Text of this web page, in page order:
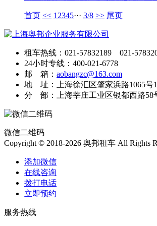
首页 << 1 2345··· 3/8 >> 尾页
租车热线：021-57832189 021-
24小时专线：400-021-6778
邮 箱： aobangzc@163.com
地 址：上海徐汇区肇家浜路1065号
分 部：上海莘庄工业区银都西路58
微信二维码
Copyright © 2018-2026 奥邦租车 All Rights
添加微信
在线咨询
拨打电话
立即预约
服务热线